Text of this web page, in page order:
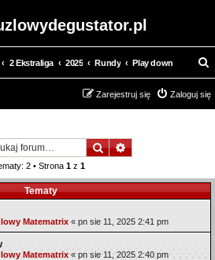
2 Ekstraliga 2025 Rundy Play down
z
u
Zaloguj się
Zarejestruj się
SzukajWyszukiwanie
2 • Strona 1z 1
Tematy
Matematrix « pn sie 11, 2025 2:41 pm
Matematrix « pn sie 11, 2025 2:40 pm